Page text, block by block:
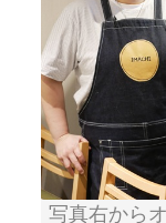
写真右から